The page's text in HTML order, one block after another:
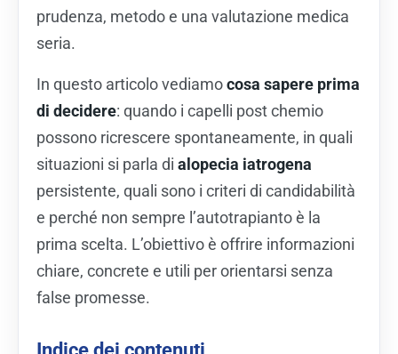
prudenza, metodo e una valutazione medica
seria.
In questo articolo vediamocosa sapere prima
di decidere: quando i capelli post chemio
possono ricrescere spontaneamente, in quali
situazioni si parla di alopecia iatrogena
persistente, quali sono i criteri di candidabilità
e perché non sempre l’autotrapianto è la
prima scelta. L’obiettivo è offrire informazioni
chiare, concrete e utili per orientarsi senza
false promesse.